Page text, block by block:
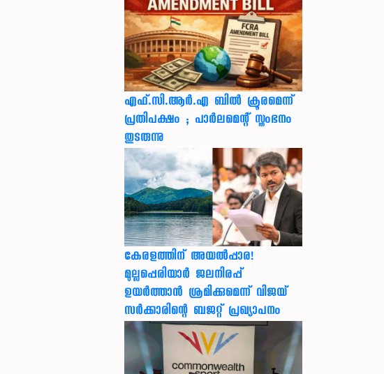
എഫ്.സി.ആർ.എ ബിൽ ക്രൂരമെന്ന്
പ്രതിപക്ഷം ; പാർലമെന്റ് സ്തംഭനം
തുടരുന്നു
കേരളത്തിന് അ‌യൽപ്പാര!
മുല്ലപ്പെരിയാർ ജലനിരപ്പ്
ഉയർത്താൻ ശ്രമിക്കുമെന്ന് വിജയ്
സർക്കാരിന്റെ ബജറ്റ് പ്രഖ്യാപനം